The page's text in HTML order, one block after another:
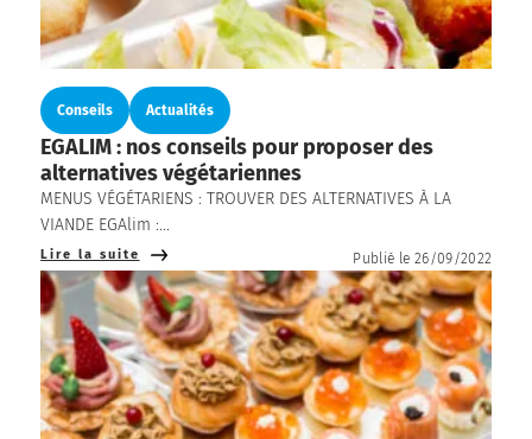
Conseils Actualités
EGALIM : nos conseils pour proposer des
alternatives végétariennes
MENUS VÉGÉTARIENS : TROUVER DES ALTERNATIVES À LA
VIANDE EGAlim :...
Lire la suite Publié le 26/09/2022